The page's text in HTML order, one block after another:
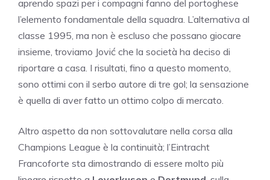
aprendo spazi per i compagni fanno del portoghese
l’elemento fondamentale della squadra. L’alternativa al
classe 1995, ma non è escluso che possano giocare
insieme, troviamo Jović che la società ha deciso di
riportare a casa. I risultati, fino a questo momento,
sono ottimi con il serbo autore di tre gol; la sensazione
è quella di aver fatto un ottimo colpo di mercato.
Altro aspetto da non sottovalutare nella corsa alla
Champions League è la continuità; l’Eintracht
Francoforte sta dimostrando di essere molto più